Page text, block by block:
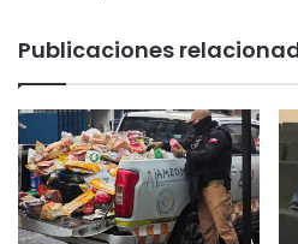
e
7
ª
v
e
r
u
e
s
e
n
l
a
z
Publicaciones